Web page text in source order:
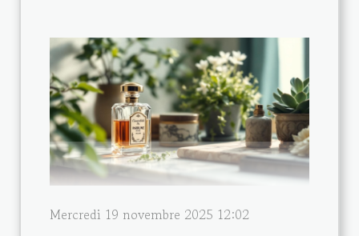
Mercredi 19 novembre 2025 12:02